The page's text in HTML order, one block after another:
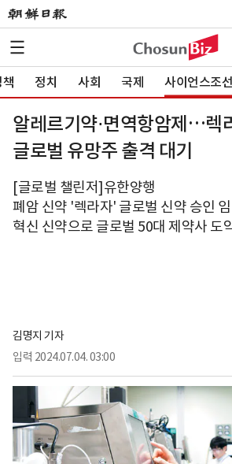
정치 사회 국제 사이언스조선
알레르기약⋅면역항암제…렉
글로벌 유망주 출격 대기
[글로벌 챌린저]유한양행
폐암 신약 '렉라자' 글로벌 신약 승인
혁신 신약으로 글로벌 50대 제약사 도
김명지 기자
입력 2024.07.04. 03:00